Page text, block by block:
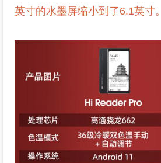
英寸的水墨屏缩小到了6.1英寸。